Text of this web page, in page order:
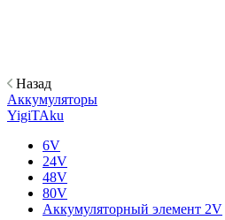
Назад
Аккумуляторы
YigiTAku
6V
24V
48V
80V
Аккумуляторный элемент 2V